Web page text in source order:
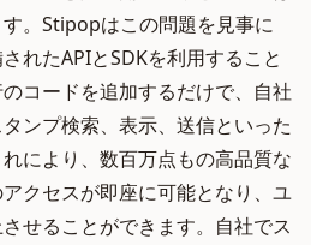
。Stipopはこの問題を見事に
れたAPIとSDKを利用すること
コードを追加するだけで、自社
ンプ検索、表示、送信といった
により、数百万点もの高品質な
クセスが即座に可能となり、ユ
せることができます。自社でス